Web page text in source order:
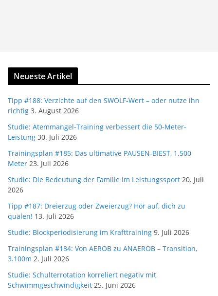
Neueste Artikel
Tipp #188: Verzichte auf den SWOLF-Wert – oder nutze ihn
richtig 3. August 2026
Studie: Atemmangel-Training verbessert die 50-Meter-
Leistung 30. Juli 2026
Trainingsplan #185: Das ultimative PAUSEN-BIEST, 1.500
Meter 23. Juli 2026
Studie: Die Bedeutung der Familie im Leistungssport 20. Juli
2026
Tipp #187: Dreierzug oder Zweierzug? Hör auf, dich zu
quälen! 13. Juli 2026
Studie: Blockperiodisierung im Krafttraining 9. Juli 2026
Trainingsplan #184: Von AEROB zu ANAEROB – Transition,
3.100m 2. Juli 2026
Studie: Schulterrotation korreliert negativ mit
Schwimmgeschwindigkeit 25. Juni 2026